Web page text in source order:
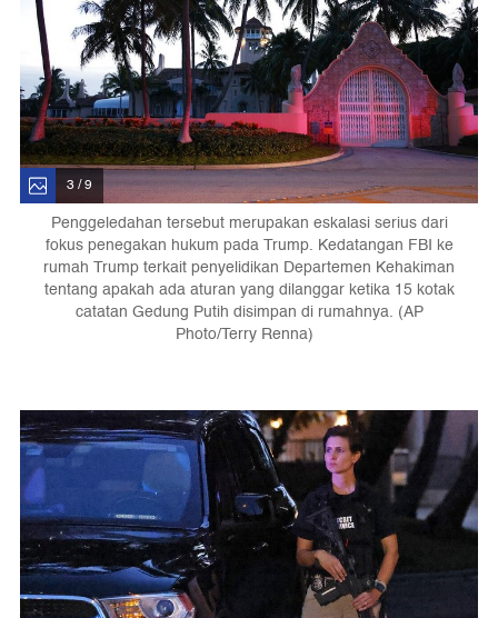
3 / 9
Penggeledahan tersebut merupakan eskalasi serius dari
fokus penegakan hukum pada Trump. Kedatangan FBI ke
rumah Trump terkait penyelidikan Departemen Kehakiman
tentang apakah ada aturan yang dilanggar ketika 15 kotak
catatan Gedung Putih disimpan di rumahnya. (AP
Photo/Terry Renna)